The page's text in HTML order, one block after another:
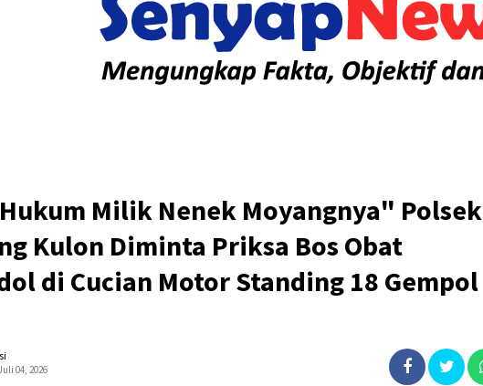
Milik Nenek Moyangnya" Polsek
Kulon Diminta Priksa Bos Obat
di Cucian Motor Standing 18 Gempol
04, 2026